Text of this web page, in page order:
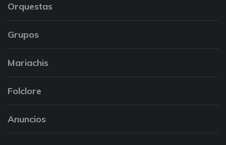
Orquestas
Grupos
Mariachis
Folclore
Anuncios